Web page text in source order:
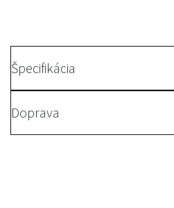
Špecifikácia
Doprava